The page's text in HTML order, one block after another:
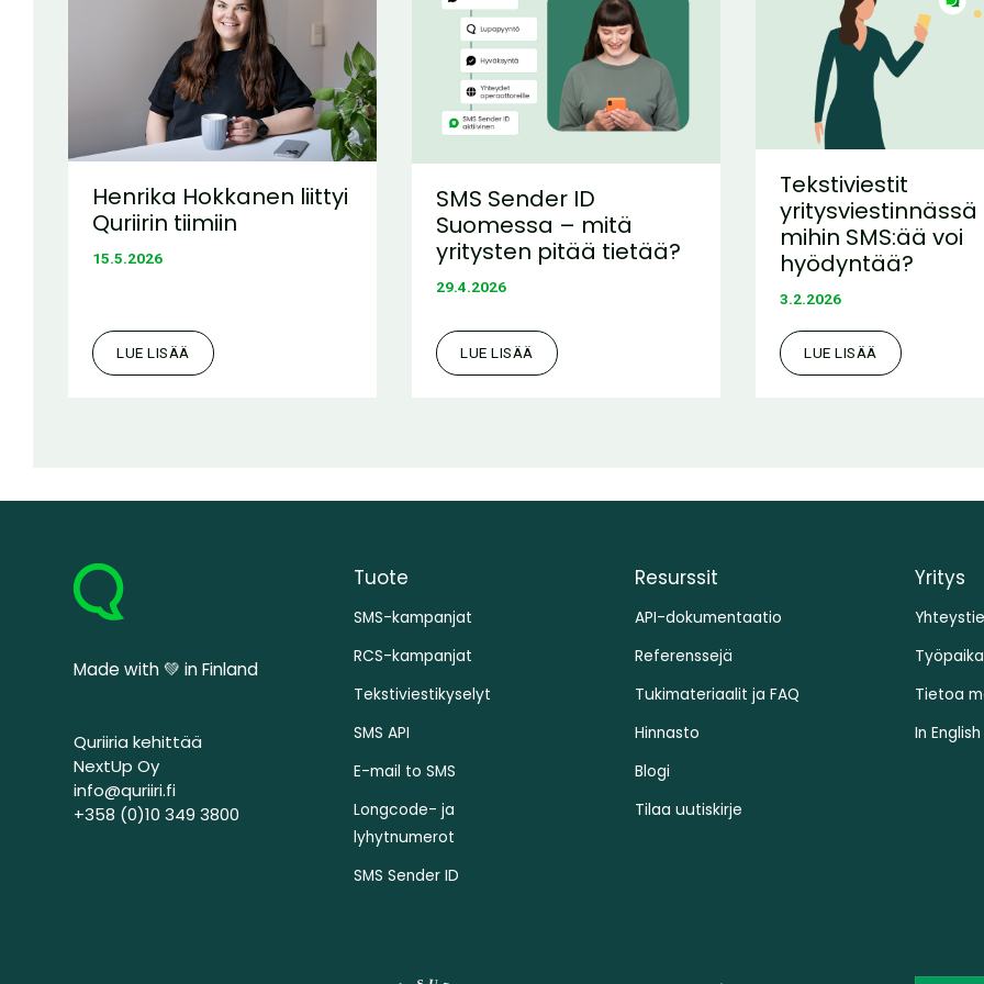
Henrika Hokkanen liittyi
Quriirin tiimiin
15.5.2026
LUE LISÄÄ
SMS Sender ID
Suomessa – mitä
yritysten pitää tietää?
29.4.2026
LUE LISÄÄ
Tekstiviestit
mihin SMS:ää voi
hyödyntää?
3.2.2026
LUE LISÄÄ
Made with 💚 in Finland
Quriiria kehittää
NextUp Oy
info@quriiri.fi
+358 (0)10 349 3800
Tuote
SMS-kampanjat
RCS-kampanjat
Tekstiviestikyselyt
SMS API
E-mail to SMS
Longcode- ja
lyhytnumerot
SMS Sender ID
Resurssit
API-dokumentaatio
Referenssejä
Tukimateriaalit ja FAQ
Hinnasto
Blogi
Tilaa uutiskirje
Yritys
Tietoa
In English